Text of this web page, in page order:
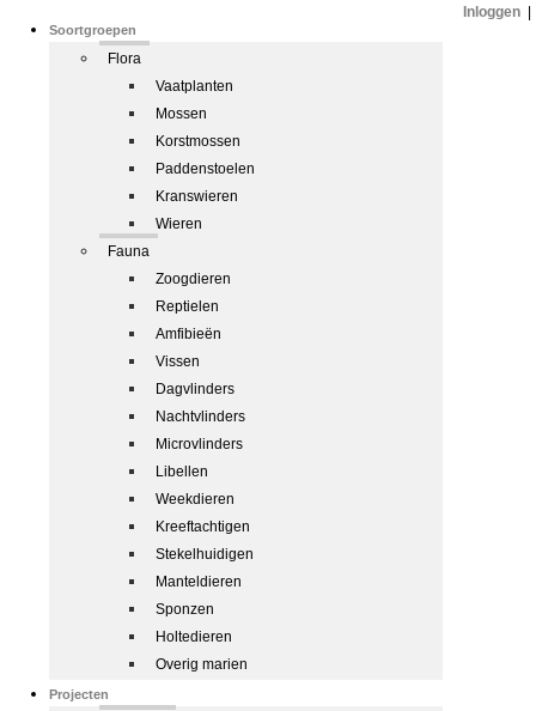
Soortgroepen
Flora
Vaatplanten
Mossen
Korstmossen
Paddenstoelen
Kranswieren
Wieren
Fauna
Zoogdieren
Reptielen
Amfibieën
Vissen
Dagvlinders
Nachtvlinders
Microvlinders
Libellen
Weekdieren
Kreeftachtigen
Stekelhuidigen
Manteldieren
Sponzen
Holtedieren
Overig marien
Projecten
Inloggen